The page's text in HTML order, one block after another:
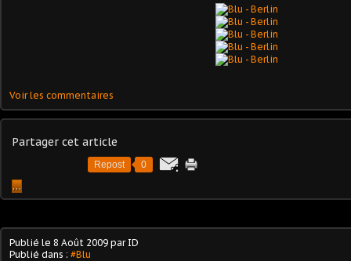
Voir les commentaires
Partager cet article
Repost 0
…
Publié le 8 Août 2009 par ID
Publié dans : #Blu